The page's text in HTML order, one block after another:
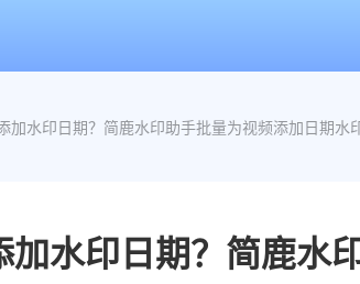
加水印日期？简鹿水印助手批量为视频添加日期水
加水印日期？简鹿水